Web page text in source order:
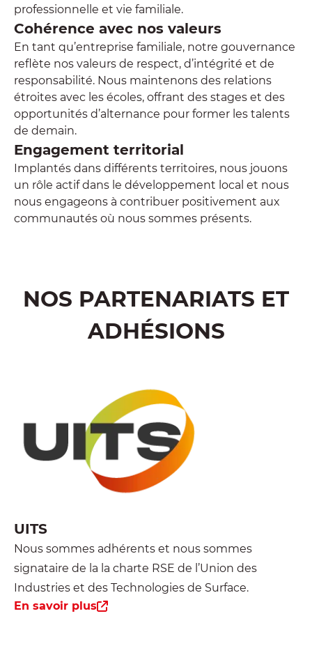
professionnelle et vie familiale.
Cohérence avec nos valeurs
En tant qu’entreprise familiale, notre gouvernance
reflète nos valeurs de respect, d’intégrité et de
responsabilité. Nous maintenons des relations
étroites avec les écoles, offrant des stages et des
opportunités d’alternance pour former les talents
de demain.
Engagement territorial
Implantés dans différents territoires, nous jouons
un rôle actif dans le développement local et nous
nous engageons à contribuer positivement aux
communautés où nous sommes présents.
NOS PARTENARIATS ET
ADHÉSIONS
UITS
Nous sommes adhérents et nous sommes
signataire de la la charte RSE de l’Union des
Industries et des Technologies de Surface.
En savoir plus